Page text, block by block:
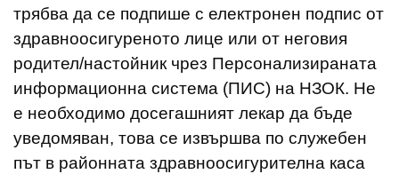
трябва да се подпише с електронен подпис от
здравноосигуреното лице или от неговия
родител/настойник чрез Персонализираната
информационна система (ПИС) на НЗОК. Не
е необходимо досегашният лекар да бъде
уведомяван, това се извършва по служебен
път в районната здравноосигурителна каса